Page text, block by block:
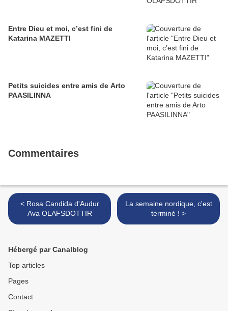
Entre Dieu et moi, c’est fini de
Katarina MAZETTI
Petits suicides entre amis de Arto
PAASILINNA
Commentaires
< Rosa Candida d'Audur
Ava OLAFSDOTTIR
La semaine nordique, c'est
terminé ! >
Hébergé par Canalblog
Top articles
Pages
Contact